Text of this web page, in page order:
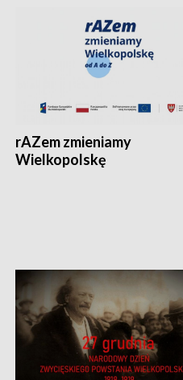
rAZem zmieniamy
Wielkopolskę